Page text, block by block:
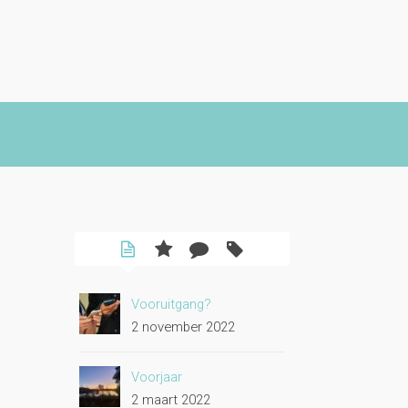
Vooruitgang?
2 november 2022
Voorjaar
2 maart 2022